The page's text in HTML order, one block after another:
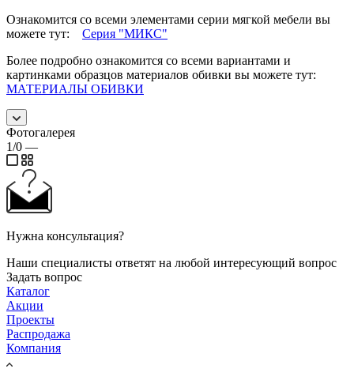
Ознакомится со всеми элементами серии мягкой мебели вы
можете тут:
Серия "МИКС"
Более подробно ознакомится со всеми вариантами и
картинками образцов материалов обивки вы можете тут:
МАТЕРИАЛЫ ОБИВКИ
Фотогалерея
1/0 —
Нужна консультация?
Наши специалисты ответят на любой интересующий вопрос
Задать вопрос
Каталог
Акции
Проекты
Распродажа
Компания